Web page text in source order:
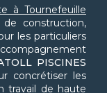
à Tournefeuille
construction,
les particuliers
PISCINES
concrétiser les
travail de haute